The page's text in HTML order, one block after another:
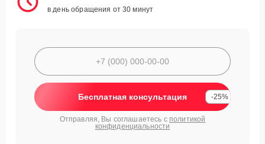
в день обращения от 30 минут
Бесплатная консультация -25%
Отправляя, Вы соглашаетесь с политикой
конфиденциальности